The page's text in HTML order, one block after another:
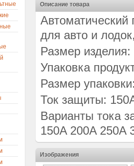
Описание товара
Автоматический
для авто и
Размер
Упаковка
Размер
Ток защиты:
Варианты тока
150A 200A 250A
Изображения